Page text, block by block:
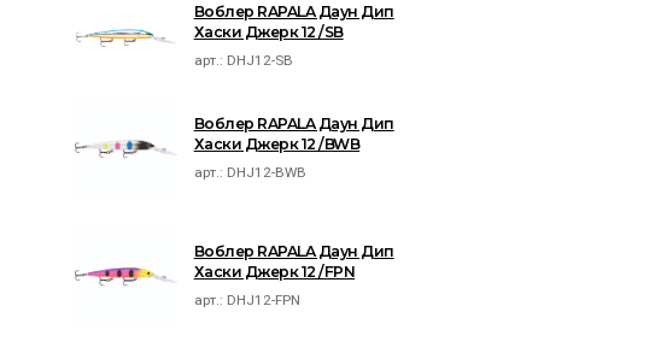
Воблер RAPALA Даун Дип
Хаски Джерк 12 /SB
арт.: DHJ12-SB
Воблер RAPALA Даун Дип
Хаски Джерк 12 /BWB
арт.: DHJ12-BWB
Воблер RAPALA Даун Дип
Хаски Джерк 12 /FPN
арт.: DHJ12-FPN